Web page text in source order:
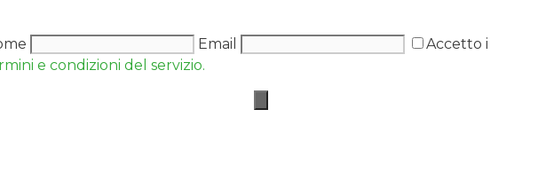
Email
Accetto i
e condizioni del servizio.